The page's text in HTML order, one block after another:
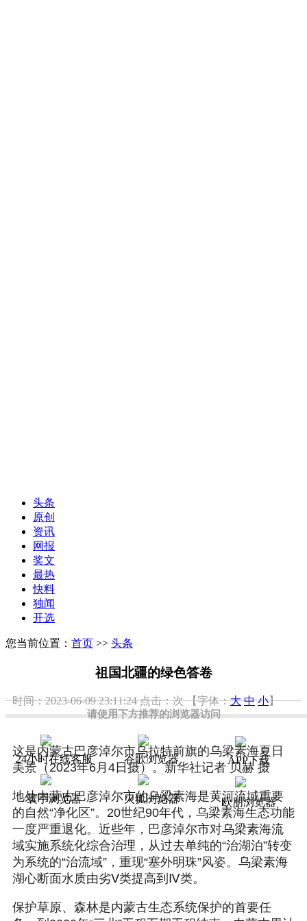
请使用下方推荐的浏览器访问
24小时在线客服 谷歌浏览器 APP下载
寰宇浏览器 火狐浏览器 欧朋浏览器
头条
原创
资讯
网报
奖文
最热
快料
独闻
开选
您当前位置： 首页 >> 头条
祖国北疆的绿色答卷
时间：2023-06-09 23:11:24点击：次 【字体：大 中 小】
这是内蒙古巴彦淖尔市乌拉特前旗的乌梁素海夏日
美景（2023年6月4日摄）。新华社记者 贝赫 摄
地处内蒙古巴彦淖尔市的乌梁素海是黄河流域重要
的自然“净化区”。20世纪90年代，乌梁素海生态功能
一度严重退化。近些年，巴彦淖尔市对乌梁素海流
域实施系统化综合治理，从过去单纯的“治湖泊”转变
为系统的“治流域”，重现“塞外明珠”风姿。乌梁素海
湖心断面水质由劣Ⅴ类提高到Ⅳ类。
保护草原、森林是内蒙古生态系统保护的首要任